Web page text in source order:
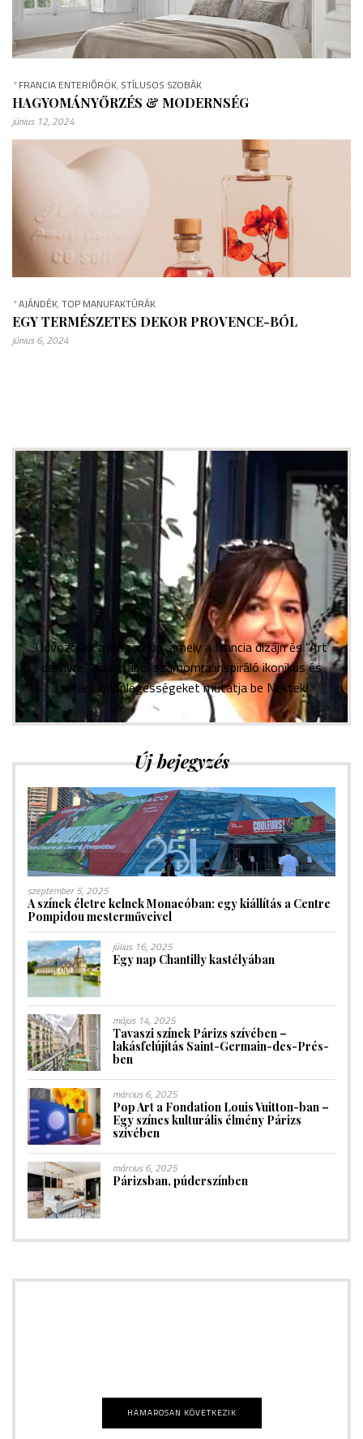
*FRANCIA ENTERIŐRÖK, STÍLUSOS SZOBÁK
HAGYOMÁNYŐRZÉS & MODERNSÉG
június 12, 2024
*AJÁNDÉK,TOP MANUFAKTÚRÁK
EGY TERMÉSZETES DEKOR PROVENCE-BÓL
június 6, 2024
Üdvözöllek a blogomon, amely a francia dizájn és "Art
de vivre" kínálatából számomra inspiráló ikonikus és
kortárs különlegességeket mutatja be Nektek!
Új bejegyzés
szeptember 5, 2025
A színek életre kelnek Monacóban: egy kiállítás a Centre
Pompidou mesterműveivel
július 16, 2025
Egy nap Chantilly kastélyában
május 14, 2025
Tavaszi színek Párizs szívében –
lakásfelújítás Saint-Germain-des-Prés-
ben
március 6, 2025
Pop Art a Fondation Louis Vuitton-ban –
Egy színes kulturális élmény Párizs
szívében
március 6, 2025
Párizsban, púderszínben
HAMAROSAN KÖVETKEZIK